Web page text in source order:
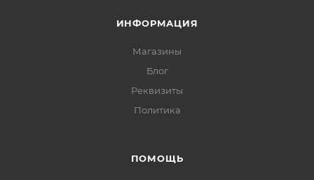
ИНФОРМАЦИЯ
Магазины
Блог
Реквизиты
Политика
ПОМОЩЬ